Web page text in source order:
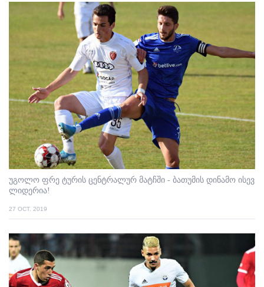
უგოლო ფრე ტურის ცენტრალურ მატჩში - ბათუმის დინამო ისევ
ლიდერია!
27 OCT. 2019